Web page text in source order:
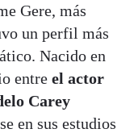
Gere, más
un perfil más
Nacido en
entre el actor
Carey
en sus estudios